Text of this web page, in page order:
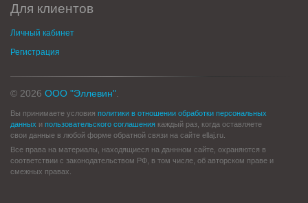
Для клиентов
Личный кабинет
Регистрация
© 2026 ООО "Эллевин"
Вы принимаете условия политики в отношении обработки персональных
данных и пользовательского соглашения каждый раз, когда оставляете
свои данные в любой форме обратной связи на сайте ellaj.ru.
Все права на материалы, находящиеся на даннном сайте, охраняются в
соответствии с законодательством РФ, в том числе, об авторском праве и
смежных правах.